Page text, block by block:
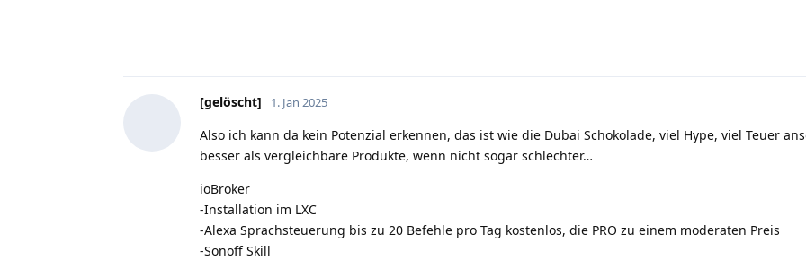
[gelöscht] 1. Jan 2025
Also ich kann da kein Potenzial erkennen, das ist wie die Dubai Schokolade, viel Hype, viel Teuer
besser als vergleichbare Produkte, wenn nicht sogar schlechter…
ioBroker
-Installation im LXC
-Alexa Sprachsteuerung bis zu 20 Befehle pro Tag kostenlos, die PRO zu einem moderaten Preis
-Sonoff Skill